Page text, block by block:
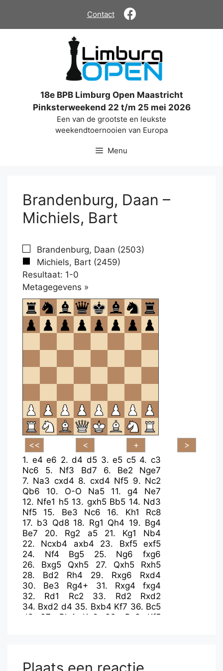
de
Contact
18e BPB Limburg Open Maastricht
Pinksterweekend 22 t/m 25 mei 2026
Een van de grootste en leukste
weekendtoernooien van Europa
Menu
Brandenburg, Daan –
Michiels, Bart
Brandenburg, Daan (2503)
Michiels, Bart (2459)
Resultaat: 1-0
Metagegevens »
om
te
openen.
1. e4 e6 2.d4 d5 3.e5 c5 4.c3
Nc6
5. Nf3 Bd7 6. Be2
Nge7
7. Na3 cxd4 8. cxd4 Nf5 9. Nc2
Qb6
10. O-O Na5 11. g4
Ne7
12. Nfe1 h5 13. gxh5 Bb5 14. Nd3
Nf5
15. Be3 Nc6 16. Kh1
Rc8
17. b3 Qd8 18. Rg1 Qh4 19. Bg4
Be7
20. Rg2 a5 21. Kg1
Nb4
22. Ncxb4 axb4 23. Bxf5
exf5
24. Nf4 Bg5 25. Ng6
fxg6
26. Bxg5 Qxh5 27. Qxh5
Rxh5
28. Bd2 Rh4 29. Rxg6
Rxd4
30. Be3 Rg4+ 31. Rxg4
fxg4
32. Rd1 Rc2 33. Rd2
Rxd2
34. Bxd2 d4 35. Bxb4 Kf7 36. Bc5
d3
37. Bb4 Ke6 38. Bc3
Kf5